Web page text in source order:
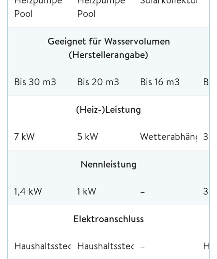
Pool
Pool
Geeignet für Wasservolumen
(Herstellerangabe)
Bis 30 m3 Bis 20 m3 Bis 16 m3
(Heiz-)Leistung
7 kW 5 kW Wetterabhängig
3
Nennleistung
1,4 kW 1 kW –
Elektroanschluss
HaushaltssteckdoseHaushaltssteckdose
–